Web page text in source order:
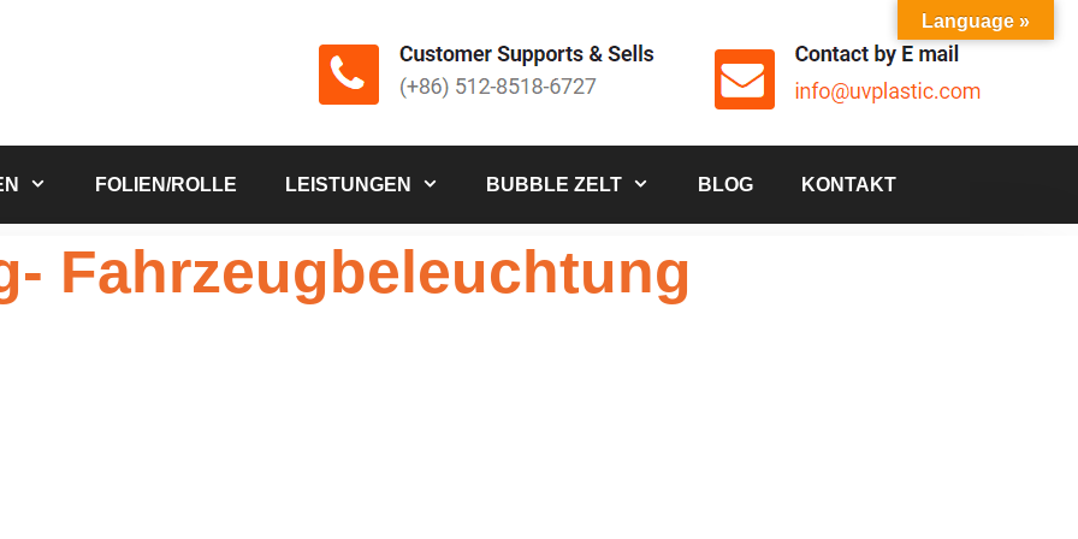
FOLIEN/ROLLE LEISTUNGEN BUBBLE ZELT BLOG KONTAKT
Fahrzeugbeleuchtung
Language »